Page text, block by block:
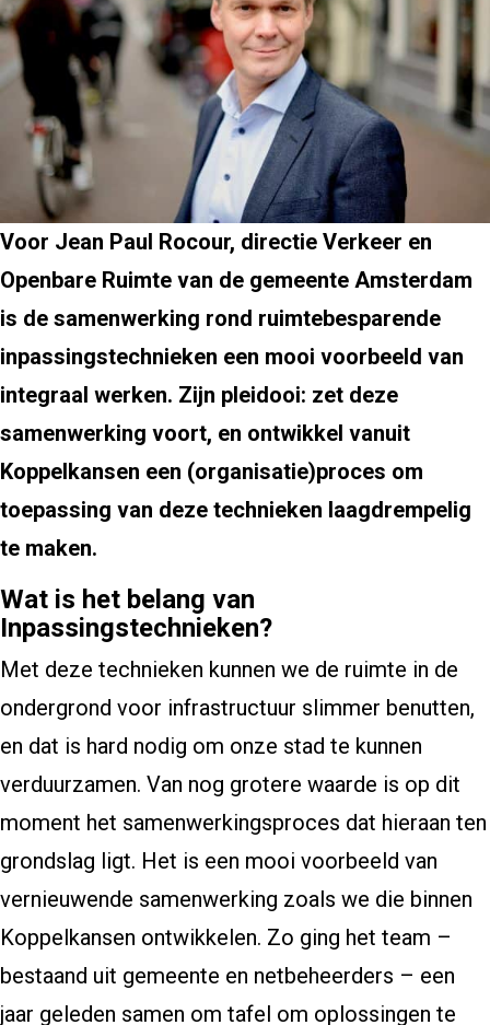
Voor Jean Paul Rocour, directie Verkeer en
Openbare Ruimte van de gemeente Amsterdam
is de samenwerking rond ruimtebesparende
inpassingstechnieken een mooi voorbeeld van
integraal werken. Zijn pleidooi: zet deze
samenwerking voort, en ontwikkel vanuit
Koppelkansen een (organisatie)proces om
toepassing van deze technieken laagdrempelig
te maken.
Wat is het belang van
Inpassingstechnieken?
Met deze technieken kunnen we de ruimte in de
ondergrond voor infrastructuur slimmer benutten,
en dat is hard nodig om onze stad te kunnen
verduurzamen. Van nog grotere waarde is op dit
moment het samenwerkingsproces dat hieraan ten
grondslag ligt. Het is een mooi voorbeeld van
vernieuwende samenwerking zoals we die binnen
Koppelkansen ontwikkelen. Zo ging het team –
bestaand uit gemeente en netbeheerders – een
jaar geleden samen om tafel om oplossingen te